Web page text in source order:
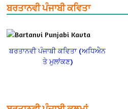
ਬਰਤਾਨਵੀ ਪੰਜਾਬੀ ਕਵਿਤਾ
ਬਰਤਾਨਵੀ ਪੰਜਾਬੀ ਕਵਿਤਾ (ਅਧਿਐਨ
ਤੇ ਮੁਲਾਂਕਣ)